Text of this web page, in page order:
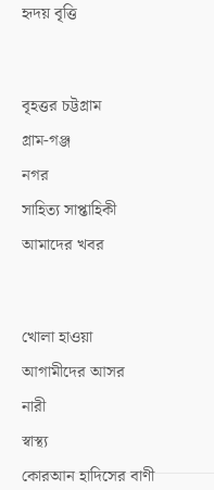
হৃদয় বৃত্তি
বৃহত্তর চট্টগ্রাম
গ্রাম-গঞ্জ
নগর
সাহিত্য সাপ্তাহিকী
আমাদের খবর
খোলা হাওয়া
আগামীদের আসর
নারী
স্বাস্থ্য
কোরআন হাদিসের বাণী